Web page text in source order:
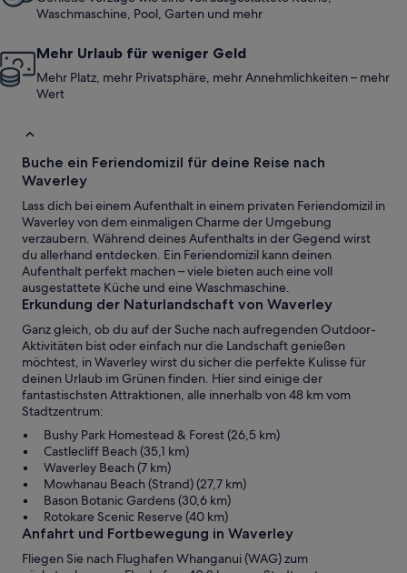
Waschmaschine, Pool, Garten und mehr
Mehr Urlaub für weniger Geld
Mehr Platz, mehr Privatsphäre, mehr Annehmlichkeiten – mehr
Wert
Buche ein Feriendomizil für deine Reise nach
Waverley
Lass dich bei einem Aufenthalt in einem privaten Feriendomizil in
Waverley von dem einmaligen Charme der Umgebung
verzaubern. Während deines Aufenthalts in der Gegend wirst
du allerhand entdecken. Ein Feriendomizil kann deinen
Aufenthalt perfekt machen – viele bieten auch eine voll
ausgestattete Küche und eine Waschmaschine.
Erkundung der Naturlandschaft von Waverley
Ganz gleich, ob du auf der Suche nach aufregenden Outdoor-
Aktivitäten bist oder einfach nur die Landschaft genießen
möchtest, in Waverley wirst du sicher die perfekte Kulisse für
deinen Urlaub im Grünen finden. Hier sind einige der
fantastischsten Attraktionen, alle innerhalb von 48 km vom
Stadtzentrum:
Bushy Park Homestead & Forest (26,5 km)
Castlecliff Beach (35,1 km)
Waverley Beach (7 km)
Mowhanau Beach (Strand) (27,7 km)
Bason Botanic Gardens (30,6 km)
Rotokare Scenic Reserve (40 km)
Anfahrt und Fortbewegung in Waverley
Fliegen Sie nach Flughafen Whanganui (WAG) zum